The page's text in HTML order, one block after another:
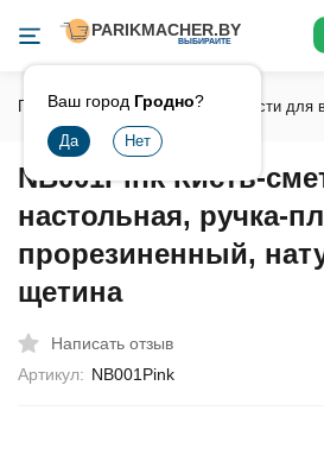
Ваш город Гродно?
Главная Инструмент Кисти для
NB001Pink Кисть-
настольная, ручка-
прорезиненный,
щетина
Написать отзыв
Артикул: NB001Pink